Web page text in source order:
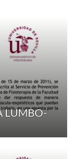
LUMBO-